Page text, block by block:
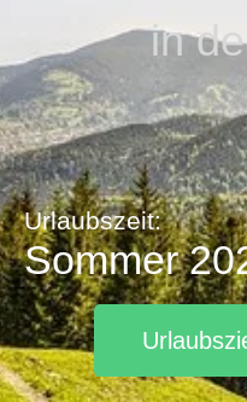
in
Urlaubszeit:
Sommer